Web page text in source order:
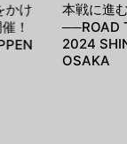
かけ
！
本戦に進
──ROAD
2024
OSAKA